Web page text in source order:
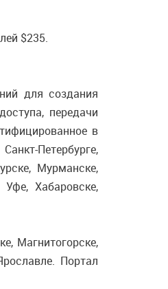
$235.
для создания
передачи
в
Петербурге,
Мурманске,
Хабаровске,
Магнитогорске,
Портал